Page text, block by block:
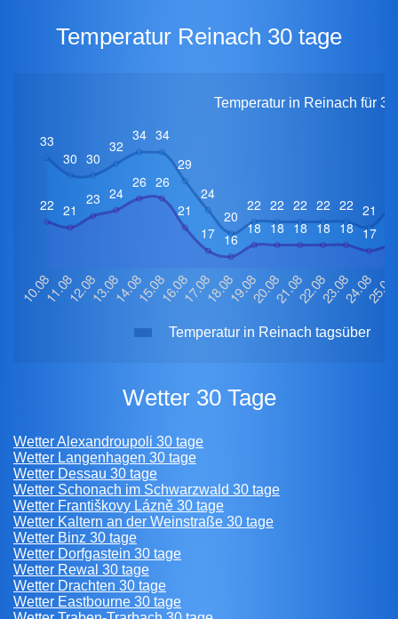
Temperatur Reinach 30 tage
Temperatur in Reinach für
Temperatur in Reinach tagsüber
Wetter 30 Tage
Wetter Alexandroupoli 30 tage
Wetter Langenhagen 30 tage
Wetter Dessau 30 tage
Wetter Schonach im Schwarzwald 30 tage
Wetter Františkovy Lázně 30 tage
Wetter Kaltern an der Weinstraße 30 tage
Wetter Binz 30 tage
Wetter Dorfgastein 30 tage
Wetter Rewal 30 tage
Wetter Drachten 30 tage
Wetter Eastbourne 30 tage